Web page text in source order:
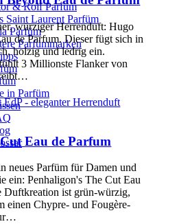
& Rolf Parfüm
Saint Laurent Parfüm
Parfüm
Parfümmarken
in Parfüm
würziger Herrenduft: Hugo
de Parfum. Dieser fügt sich in
holzig und ledrig ein.
3 Millionste Flanker von
Eau de Parfum
neues Parfüm für Damen und
ein: Penhaligon's The Cut Eau
Duftkreation ist grün-würzig,
einen Chypre- und Fougère-